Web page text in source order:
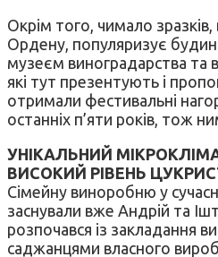
Окрім того, чимало
Ордену, популяризує
музеєм виноградарства та
які тут презентують і
отримали фестивальні
останніх п’яти років, тож
УНІКАЛЬНИЙ
ВИСОКИЙ РІВЕНЬ
Сімейну виноробню у
заснували вже Андрій та
розпочався із закладання
саджанцями власного